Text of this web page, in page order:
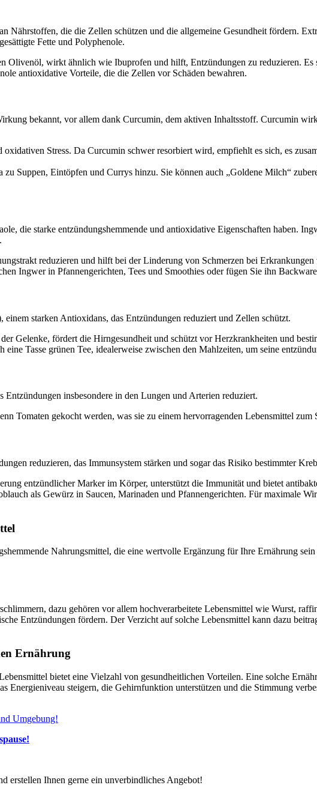
Nährstoffen, die die Zellen schützen und die allgemeine Gesundheit fördern.
Fette und Polyphenole.
Olivenöl, wirkt ähnlich wie Ibuprofen und hilft, Entzündungen zu reduzieren.
antioxidative Vorteile, die die Zellen vor Schäden bewahren.
bekannt, vor allem dank Curcumin, dem aktiven Inhaltsstoff. Curcumin
Stress. Da Curcumin schwer resorbiert wird, empfiehlt es sich, es
zu Suppen, Eintöpfen und Currys hinzu. Sie können auch „Goldene Milch“
die starke entzündungshemmende und antioxidative Eigenschaften haben.
reduzieren und hilft bei der Linderung von Schmerzen bei Erkrankungen
Ingwer in Pfannengerichten, Tees und Smoothies oder fügen Sie ihn
starken Antioxidans, das Entzündungen reduziert und Zellen schützt.
Gelenke, fördert die Hirngesundheit und schützt vor Herzkrankheiten und
eine Tasse grünen Tee, idealerweise zwischen den Mahlzeiten, um seine
insbesondere in den Lungen und Arterien reduziert.
Tomaten gekocht werden, was sie zu einem hervorragenden Lebensmittel
reduzieren, das Immunsystem stärken und sogar das Risiko bestimmter
entzündlicher Marker im Körper, unterstützt die Immunität und bietet
als Gewürz in Saucen, Marinaden und Pfannengerichten. Für maximale
Nahrungsmittel, die eine wertvolle Ergänzung für Ihre Ernährung
dazu gehören vor allem hochverarbeitete Lebensmittel wie Wurst,
Entzündungen fördern. Der Verzicht auf solche Lebensmittel kann dazu
Ernährung
bietet eine Vielzahl von gesundheitlichen Vorteilen. Eine solche
Energieniveau steigern, die Gehirnfunktion unterstützen und die Stimmung
Umgebung!
erstellen Ihnen gerne ein unverbindliches Angebot!